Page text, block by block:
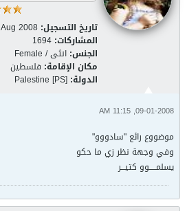
تاريخ التسجيل: Aug 2008
المشاركات: 1694
الجنس: انثى / Female
مكان الإقامة: فلسطين
الدولة: Palestine [PS]
09-01-2008, 11:15 AM
موضووع رائع "سادووو"
وفي وجهة نظر زي ما حكو
يسلمـــــوو كتيـــر